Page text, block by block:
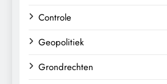
Controle
Geopolitiek
Grondrechten